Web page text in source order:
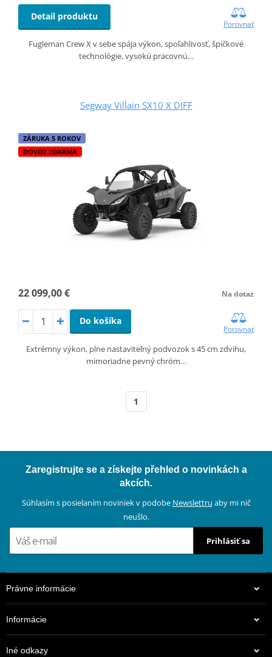
Detail produktu
Porovnať
Fugleman Crew X v sebe spája výkon, spoľahlivosť, špičkové
technológie, vysokú pracovnú…
Segway Villain SX10 X DIFF
ZÁRUKA 5 ROKOV
DOVOZ ZDARMA
22 099,00 € Na dotaz
Do košíka
Porovnať
Extrémny výkon, plne nastaviteľný podvozok s 45 cm zdvihu,
mimoriadne pevný chróm…
1
Zaregistrujte se a získejte přehled o novinkách a
akcích.
Súhlasím s posielaním noviniek v podobe Newslettru aby mi nič
neušlo.
Prihlásiť sa
Právne informácie
Informácie
Iné odkazy